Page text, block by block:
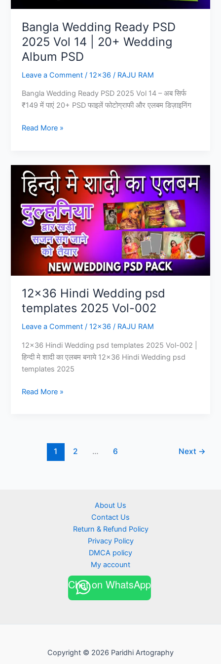
Bangla Wedding Ready PSD
2025 Vol 14 | 20+ Wedding
Album PSD
Leave a Comment /12x36 / RAJU RAM
Bangla Wedding Ready PSD 2025 Vol 14 – अब सिर्फ
₹149 में पाएं 20+ PSD फाइलें फोटोग्राफी और एलबम डिज़ाइनिंग
Bangla
PSD
2025
Vol
|
20+
Wedding
Album
Read More »
12×36 Hindi Wedding psd
templates 2025 Vol-002
Leave a Comment /12x36 / RAJU RAM
12×36 Hindi Wedding psd templates 2025 Vol-002 |
हिन्दी मे शादी का एलबम बनाये 12×36 Hindi Wedding psd
templates 2025
12×36
Read More »
1 2 … 6 Next →
About Us
Contact Us
Return & Refund Policy
Privacy Policy
DMCA policy
My account
Chat on WhatsApp
Copyright © 2026 Paridhi Artography